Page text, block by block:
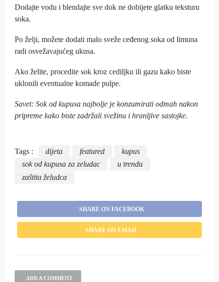
Dodajte vodu i blendajte sve dok ne dobijete glatku teksturu
soka.
Po želji, možete dodati malo sveže ceđenog soka od limuna
radi osvežavajućeg ukusa.
Ako želite, procedite sok kroz cediljku ili gazu kako biste
uklonili eventualne komade pulpe.
Savet: Sok od kupusa najbolje je konzumirati odmah nakon
pripreme kako biste zadržali svežinu i hranljive sastojke.
Tags : dijeta featured
kupus
sok od kupusa za zeludac
u trendu
zaštita želudca
SHARE ON FACEBOOK
SHARE ON EMAIL
ADD A COMMENT